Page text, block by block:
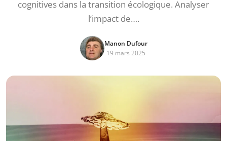
cognitives dans la transition écologique. Analyser
l’impact de….
Manon Dufour
19 mars 2025